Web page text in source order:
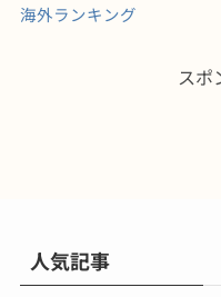
海外ランキング
スポ
人気記事